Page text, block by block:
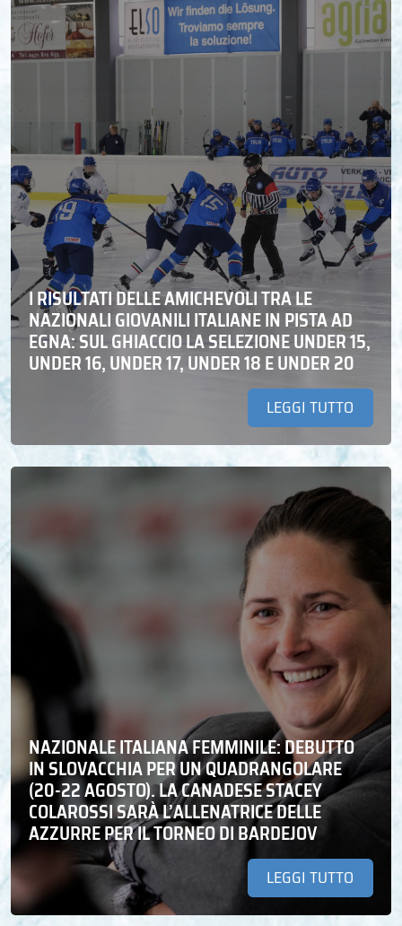
I RISULTATI DELLE AMICHEVOLI TRA LE
NAZIONALI GIOVANILI ITALIANE IN PISTA AD
EGNA: SUL GHIACCIO LA SELEZIONE UNDER 15,
UNDER 16, UNDER 17, UNDER 18 E UNDER 20
LEGGI TUTTO
NAZIONALE ITALIANA FEMMINILE: DEBUTTO
IN SLOVACCHIA PER UN QUADRANGOLARE
(20-22 AGOSTO). LA CANADESE STACEY
COLAROSSI SARÀ L’ALLENATRICE DELLE
AZZURRE PER IL TORNEO DI BARDEJOV
LEGGI TUTTO